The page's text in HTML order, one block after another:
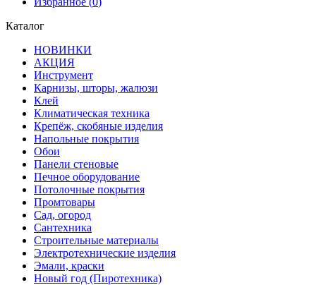
Каталог
НОВИНКИ
АКЦИЯ
Инструмент
Карнизы, шторы, жалюзи
Клей
Климатическая техника
Крепёж, скобяные изделия
Напольные покрытия
Обои
Панели стеновые
Печное оборудование
Потолочные покрытия
Промтовары
Сад, огород
Сантехника
Строительные материалы
Электротехнические изделия
Эмали, краски
Новый год (Пиротехника)